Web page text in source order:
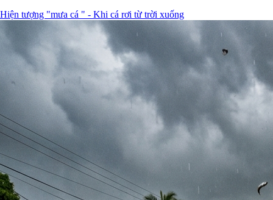
Hiện tượng "mưa cá " - Khi cá rơi từ trời xuống